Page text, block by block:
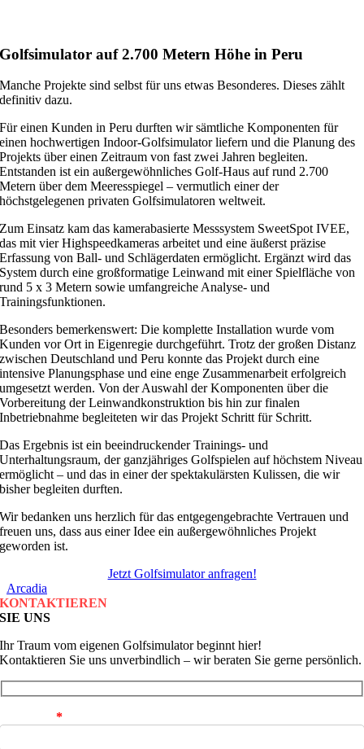
Golfsimulator auf 2.700 Metern Höhe in Peru
Manche Projekte sind selbst für uns etwas Besonderes. Dieses zählt
definitiv dazu.
Für einen Kunden in Peru durften wir sämtliche Komponenten für
einen hochwertigen Indoor-Golfsimulator liefern und die Planung des
Projekts über einen Zeitraum von fast zwei Jahren begleiten.
Entstanden ist ein außergewöhnliches Golf-Haus auf rund 2.700
Metern über dem Meeresspiegel – vermutlich einer der
höchstgelegenen privaten Golfsimulatoren weltweit.
Zum Einsatz kam das kamerabasierte Messsystem SweetSpot IVEE,
das mit vier Highspeedkameras arbeitet und eine äußerst präzise
Erfassung von Ball- und Schlägerdaten ermöglicht. Ergänzt wird das
System durch eine großformatige Leinwand mit einer Spielfläche von
rund 5 x 3 Metern sowie umfangreiche Analyse- und
Trainingsfunktionen.
Besonders bemerkenswert: Die komplette Installation wurde vom
Kunden vor Ort in Eigenregie durchgeführt. Trotz der großen Distanz
zwischen Deutschland und Peru konnte das Projekt durch eine
intensive Planungsphase und eine enge Zusammenarbeit erfolgreich
umgesetzt werden. Von der Auswahl der Komponenten über die
Vorbereitung der Leinwandkonstruktion bis hin zur finalen
Inbetriebnahme begleiteten wir das Projekt Schritt für Schritt.
Das Ergebnis ist ein beeindruckender Trainings- und
Unterhaltungsraum, der ganzjähriges Golfspielen auf höchstem Niveau
ermöglicht – und das in einer der spektakulärsten Kulissen, die wir
bisher begleiten durften.
Wir bedanken uns herzlich für das entgegengebrachte Vertrauen und
freuen uns, dass aus einer Idee ein außergewöhnliches Projekt
geworden ist.
Jetzt Golfsimulator anfragen!
Arcadia
KONTAKTIEREN
SIE UNS
Ihr Traum vom eigenen Golfsimulator beginnt hier!
Kontaktieren Sie uns unverbindlich – wir beraten Sie gerne persönlich.
Ihr Name*